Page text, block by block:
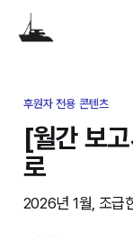
후원자 전용 콘텐츠
[월간 보
로
2026년 1월, 조급